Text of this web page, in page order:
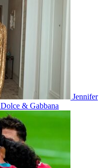
Jennifer
& Gabbana